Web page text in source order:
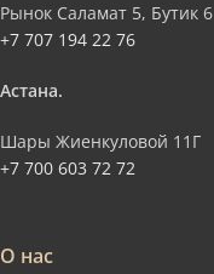
Рынок Саламат 5, Бутик 6
+7 707 194 22 76
Астана.
Шары Жиенкуловой 11Г
+7 700 603 72 72
О нас